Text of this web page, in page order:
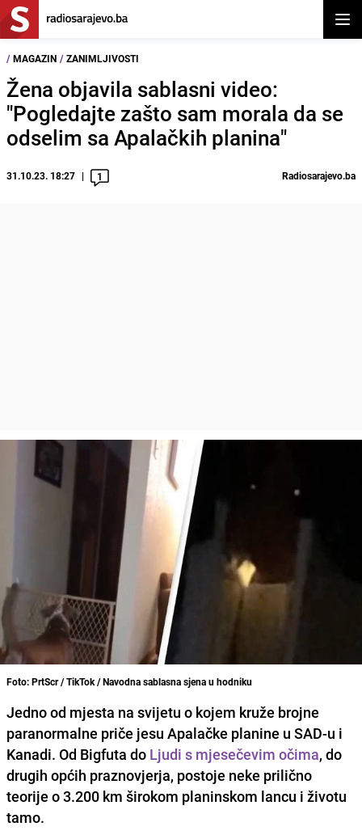
/ MAGAZIN / ZANIMLJIVOSTI
Žena objavila sablasni video:
"Pogledajte zašto sam morala da se
odselim sa Apalačkih planina"
31.10.23. 18:27 1 Radiosarajevo.ba
Foto: PrtScr / TikTok / Navodna sablasna sjena u hodniku
Jedno od mjesta na svijetu o kojem kruže brojne
paranormalne priče jesu Apalačke planine u SAD-u i
Kanadi. Od Bigfuta do Ljudi s mjesečevim očima, do
drugih općih praznovjerja, postoje neke prilično
teorije o 3.200 km širokom planinskom lancu i životu
tamo.